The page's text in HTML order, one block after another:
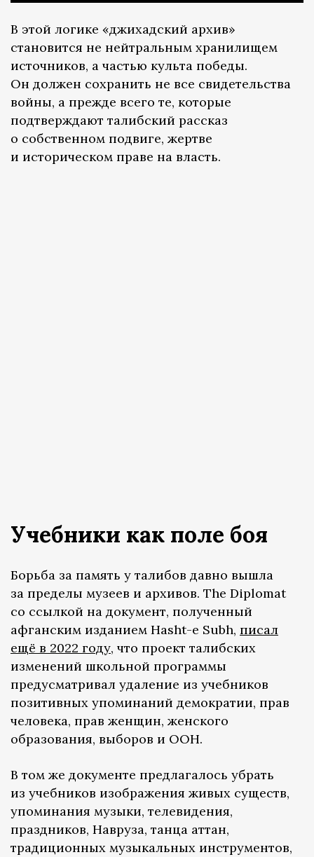
В этой логике «джихадский архив»
становится не нейтральным хранилищем
источников, а частью культа победы.
Он должен сохранить не все свидетельства
войны, а прежде всего те, которые
подтверждают талибский рассказ
о собственном подвиге, жертве
и историческом праве на власть.
Учебники как поле боя
Борьба за память у талибов давно вышла
за пределы музеев и архивов. The Diplomat
со ссылкой на документ, полученный
афганским изданием Hasht-e Subh, писал
ещё в 2022 году, что проект талибских
изменений школьной программы
предусматривал удаление из учебников
позитивных упоминаний демократии, прав
человека, прав женщин, женского
образования, выборов и ООН.
В том же документе предлагалось убрать
из учебников изображения живых существ,
упоминания музыки, телевидения,
праздников, Навруза, танца аттан,
традиционных музыкальных инструментов,